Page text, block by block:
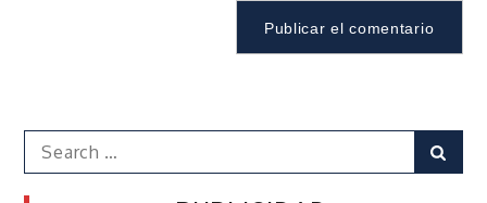
Search
for: